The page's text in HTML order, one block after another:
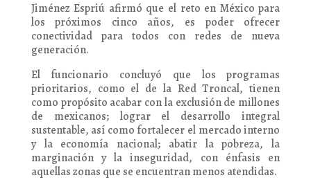
Jiménez Espriú afirmó que el reto en México para
los próximos cinco años, es poder ofrecer
conectividad para todos con redes de nueva
generación.
El funcionario concluyó que los programas
prioritarios, como el de la Red Troncal, tienen
como propósito acabar con la exclusión de millones
de mexicanos; lograr el desarrollo integral
sustentable, así como fortalecer el mercado interno
y la economía nacional; abatir la pobreza, la
marginación y la inseguridad, con énfasis en
aquellas zonas que se encuentran menos atendidas.